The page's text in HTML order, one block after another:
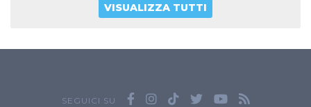
VISUALIZZA TUTTI
SEGUICI SU